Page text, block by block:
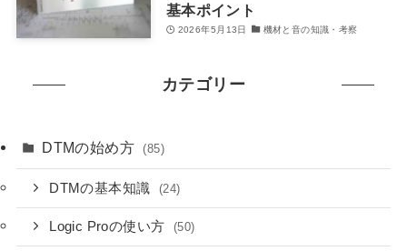
基本ポイント
2026年5月13日 機材と音の知識・考察
カテゴリー
DTMの始め方 (85)
DTMの基本知識 (24)
Logic Proの使い方 (50)